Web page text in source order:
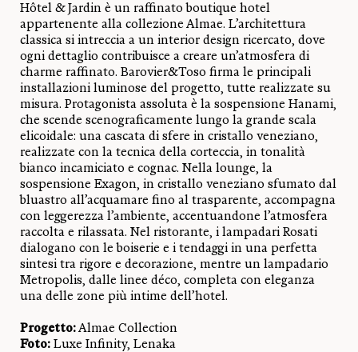
Hôtel & Jardin è un raffinato boutique hotel
appartenente alla collezione Almae. L’architettura
classica si intreccia a un interior design ricercato, dove
ogni dettaglio contribuisce a creare un’atmosfera di
charme raffinato. Barovier&Toso firma le principali
installazioni luminose del progetto, tutte realizzate su
misura. Protagonista assoluta è la sospensione Hanami,
che scende scenograficamente lungo la grande scala
elicoidale: una cascata di sfere in cristallo veneziano,
realizzate con la tecnica della corteccia, in tonalità
bianco incamiciato e cognac. Nella lounge, la
sospensione Exagon, in cristallo veneziano sfumato dal
bluastro all’acquamare fino al trasparente, accompagna
con leggerezza l’ambiente, accentuandone l’atmosfera
raccolta e rilassata. Nel ristorante, i lampadari Rosati
dialogano con le boiserie e i tendaggi in una perfetta
sintesi tra rigore e decorazione, mentre un lampadario
Metropolis, dalle linee déco, completa con eleganza
una delle zone più intime dell’hotel.
Progetto:Almae Collection
Foto: Luxe Infinity, Lenaka